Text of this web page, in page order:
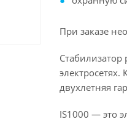
При заказе
двухлетняя
IS1000 — это